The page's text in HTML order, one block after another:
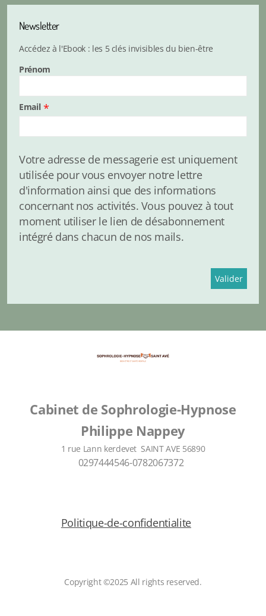
Newsletter
Accédez à l'Ebook : les 5 clés invisibles du bien-être
Prénom
Email*
Votre adresse de messagerie est uniquement
utilisée pour vous envoyer notre lettre
d'information ainsi que des informations
concernant nos activités. Vous pouvez à tout
moment utiliser le lien de désabonnement
intégré dans chacun de nos mails.
Cabinet de Sophrologie-Hypnose
Philippe Nappey
1 rue Lann kerdevet SAINT AVE 56890
0297444546-0782067372
Politique-de-confidentialite
Copyright ©2025 All rights reserved.